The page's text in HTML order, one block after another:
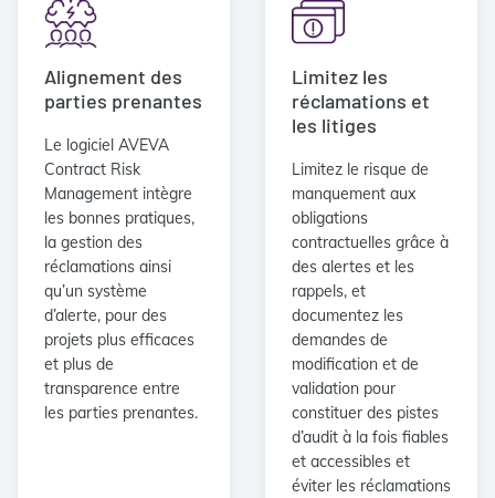
Alignement des
parties prenantes
Le logiciel AVEVA
Contract Risk
Management intègre
les bonnes pratiques,
la gestion des
réclamations ainsi
qu’un système
d’alerte, pour des
projets plus efficaces
et plus de
transparence entre
les parties prenantes.
Limitez les
réclamations et
les litiges
Limitez le risque de
manquement aux
obligations
contractuelles grâce à
des alertes et les
rappels, et
documentez les
demandes de
modification et de
validation pour
constituer des pistes
d’audit à la fois fiables
et accessibles et
éviter les réclamations